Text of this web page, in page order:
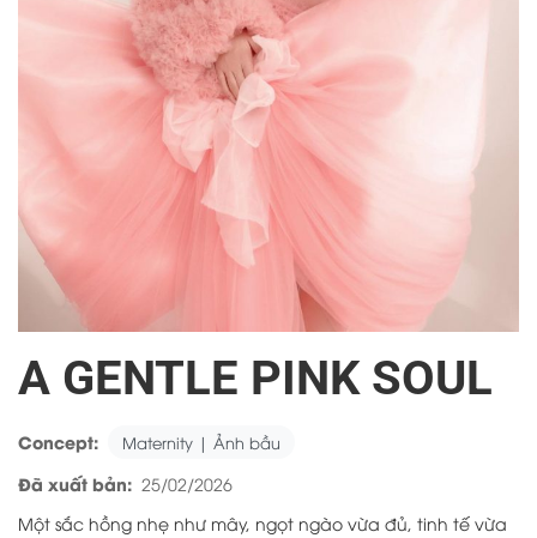
A GENTLE PINK SOUL
Concept: Maternity | Ảnh bầu
Đã xuất bản: 25/02/2026
Một sắc hồng nhẹ như mây, ngọt ngào vừa đủ, tinh tế vừa